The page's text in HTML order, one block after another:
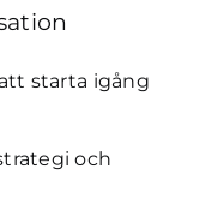
starta igång
och